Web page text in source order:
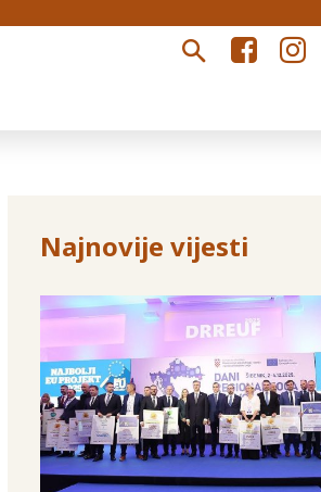
Najnovije vijesti